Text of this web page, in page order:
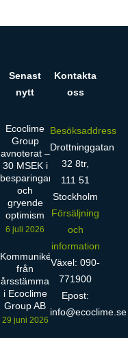
Senast
nytt
Ecoclime
Group
avnoterat –
30 MSEK i
besparingar
och
gryende
optimism
6 juli 2026
Kommuniké
från
årsstämma
i Ecoclime
Group AB
29 juni 2026
Kontakta
oss
Besöksaddress
Drottninggatan
32 8tr,
111 51
Stockholm
Försäljning
och
information
Växel: 090-
771900
Epost:
info@ecoclime.se